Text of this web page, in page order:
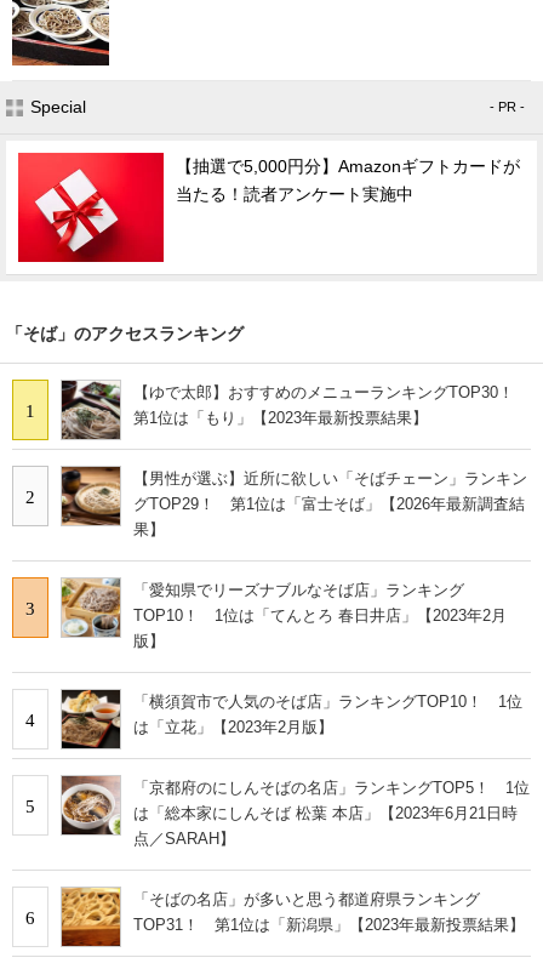
Special - PR -
【抽選で5,000円分】Amazonギフトカードが
当たる！読者アンケート実施中
「そば」のアクセスランキング
1
【ゆで太郎】おすすめのメニューランキングTOP30！
第1位は「もり」【2023年最新投票結果】
2
【男性が選ぶ】近所に欲しい「そばチェーン」ランキン
グTOP29！ 第1位は「富士そば」【2026年最新調査結
果】
3
「愛知県でリーズナブルなそば店」ランキング
TOP10！ 1位は「てんとろ 春日井店」【2023年2月
版】
4
「横須賀市で人気のそば店」ランキングTOP10！ 1位
は「立花」【2023年2月版】
5
「京都府のにしんそばの名店」ランキングTOP5！ 1位
は「総本家にしんそば 松葉 本店」【2023年6月21日時
点／SARAH】
6
「そばの名店」が多いと思う都道府県ランキング
TOP31！ 第1位は「新潟県」【2023年最新投票結果】